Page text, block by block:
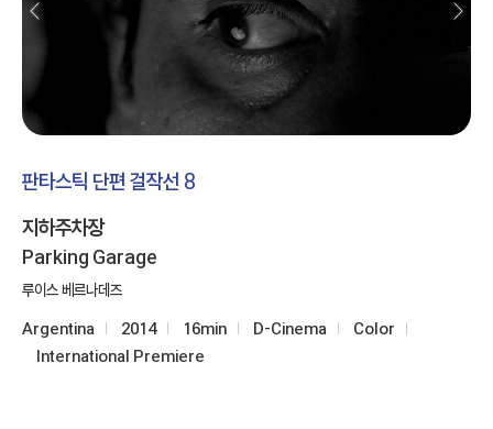
판타스틱 단편 걸작선 8
지하주차장
Parking Garage
루이스 베르나데즈
Argentina 2014 16min D-Cinema
Color
International Premiere